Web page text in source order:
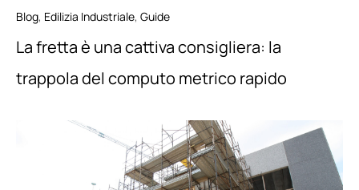
Blog, Edilizia Industriale, Guide
La fretta è una cattiva consigliera: la
trappola del computo metrico rapido